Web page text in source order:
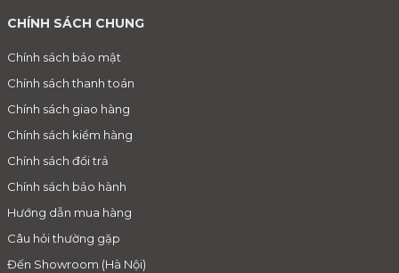
CHÍNH SÁCH CHUNG
Chính sách bảo mật
Chính sách thanh toán
Chính sách giao hàng
Chính sách kiểm hàng
Chính sách đổi trả
Chính sách bảo hành
Hướng dẫn mua hàng
Câu hỏi thường gặp
Đến Showroom (Hà Nội)